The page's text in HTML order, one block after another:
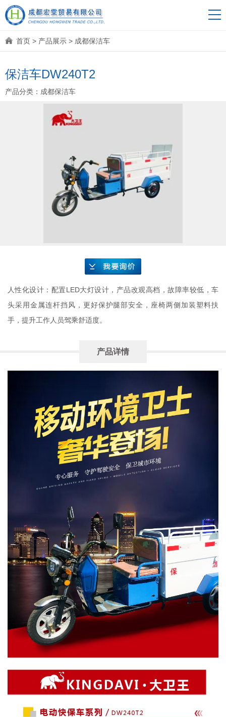
首页 > 产品展示 > 成都保洁车
保洁车DW240T2
产品分类： 成都保洁车
人性化设计：配置LED大灯设计，产品改观高档，故障率较低，车
头采用金属连杆挡风，更好保护腿部安全，座椅两侧加装塑料扶
手，提升工作人员驾乘舒适度。
产品详情